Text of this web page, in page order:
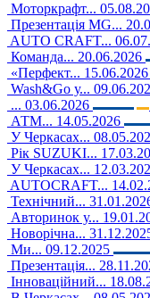
Моторкрафт...
Презентація MG...
AUTO CRAFT...
Команда... 20.06.2026
«Перфект... 15.06.2026
Wash&Go у...
... 03.06.2026
АТМ... 14.05.2026
У Черкасах...
Рік SUZUKI...
У Черкасах...
AUTOCRAFT...
Технічний...
Авторинок у...
Новорічна...
Ми... 09.12.2025
Презентація...
Інноваційний...